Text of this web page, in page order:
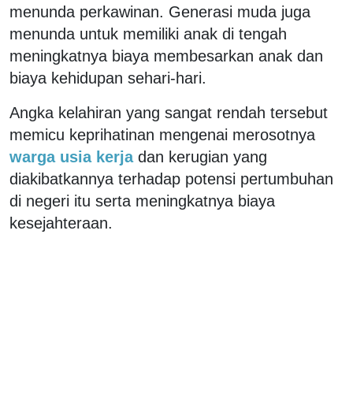
menunda perkawinan. Generasi muda juga
menunda untuk memiliki anak di tengah
meningkatnya biaya membesarkan anak dan
biaya kehidupan sehari-hari.
Angka kelahiran yang sangat rendah tersebut
memicu keprihatinan mengenai merosotnya
warga usia kerja dan kerugian yang
diakibatkannya terhadap potensi pertumbuhan
di negeri itu serta meningkatnya biaya
kesejahteraan.